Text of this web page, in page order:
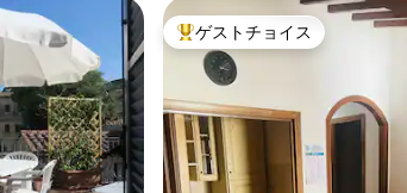
す。 大好評のゲストチョイスです。
ゲストチョイス